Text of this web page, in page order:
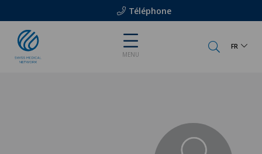
Téléphone
MENU
FR